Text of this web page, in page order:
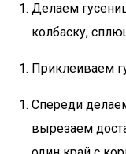
Делаем
колбаску,
Приклеиваем
Спереди
вырезаем